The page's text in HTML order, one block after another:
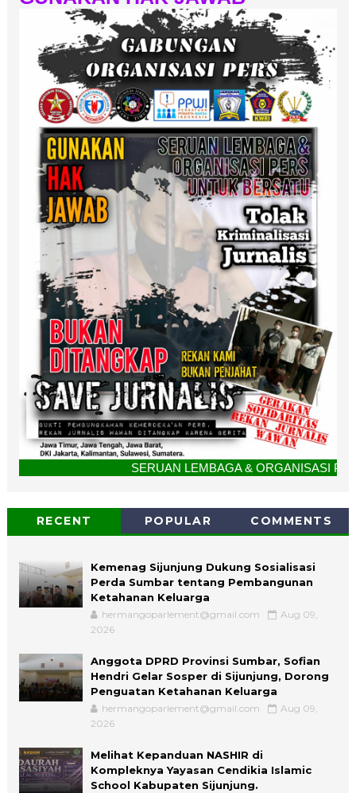
SERUAN LEMBAGA & ORGANISASI PERS UNTUK
RECENT POPULAR COMMENTS
Kemenag Sijunjung Dukung Sosialisasi
Perda Sumbar tentang Pembangunan
Ketahanan Keluarga
hermangoparlement@gmail.com
Aug 09,
2026
Anggota DPRD Provinsi Sumbar, Sofian
Hendri Gelar Sosper di Sijunjung, Dorong
Penguatan Ketahanan Keluarga
hermangoparlement@gmail.com
Aug 09,
2026
Melihat Kepanduan NASHIR di
Kompleknya Yayasan Cendikia Islamic
School Kabupaten Sijunjung.